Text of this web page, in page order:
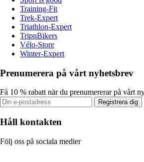
Training-Fit
Trek-Expert
Triathlon-Expert
TripnBikers
Vélo-Store
Winter-Expert
Prenumerera på vårt nyhetsbrev
Få 10 % rabatt när du prenumererar på vårt
Registrera dig
Håll kontakten
Följ oss på sociala medier